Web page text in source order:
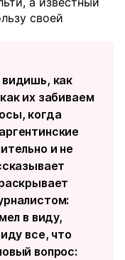
своей
как
их забиваем
когда
и не
в виду,
все, что
вопрос: